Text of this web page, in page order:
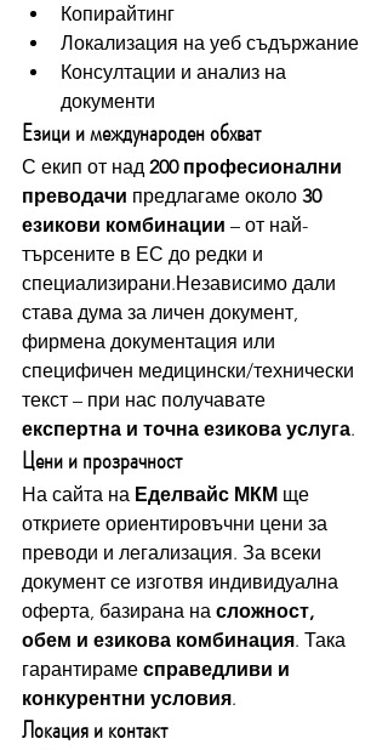
Копирайтинг
Локализация на уеб съдържание
Консултации и анализ на
документи
Езици и международен обхват
С екип от над 200 професионални
преводачи предлагаме около 30
езикови комбинации – от най-
търсените в ЕС до редки и
специализирани.Независимо дали
става дума за личен документ,
фирмена документация или
специфичен медицински/технически
текст – при нас получавате
експертна и точна езикова услуга.
Цени и прозрачност
На сайта на Еделвайс МКМ ще
откриете ориентировъчни цени за
преводи и легализация. За всеки
документ се изготвя индивидуална
оферта, базирана на сложност,
обем и езикова комбинация. Така
гарантираме справедливи и
конкурентни условия.
Локация и контакт